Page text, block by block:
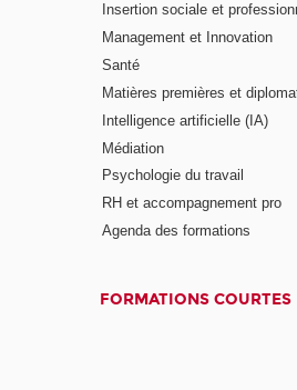
Insertion sociale et
Management et Innovation
Santé
Matières premières et
Intelligence artificielle (IA)
Médiation
Psychologie du travail
RH et accompagnement pro
Agenda des formations
FORMATIONS COURTES